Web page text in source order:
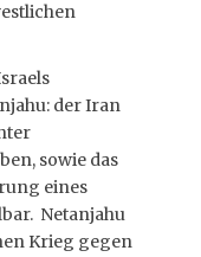
der Iran
sowie das
eines
Netanjahu
Krieg gegen